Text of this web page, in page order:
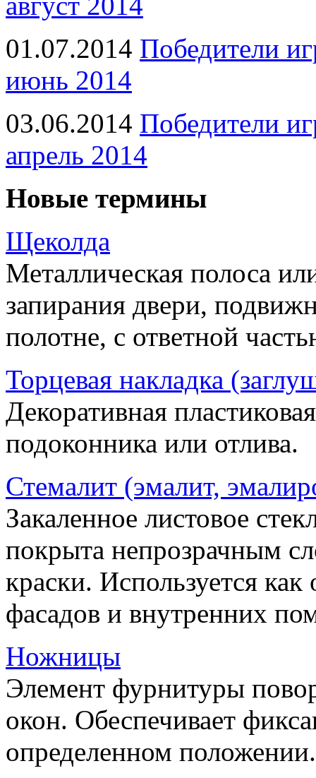
01.07.2014 Победители
июнь 2014
03.06.2014 Победители
апрель 2014
Новые термины
Щеколда
Металлическая полоса
запирания двери,
полотне, с ответной
Торцевая накладка
Декоративная
подоконника или отлива.
Стемалит (эмалит,
Закаленное листовое
покрыта непрозрачным
краски. Используется
фасадов и внутренних
Ножницы
Элемент фурнитуры
окон. Обеспечивает
определенном положении.